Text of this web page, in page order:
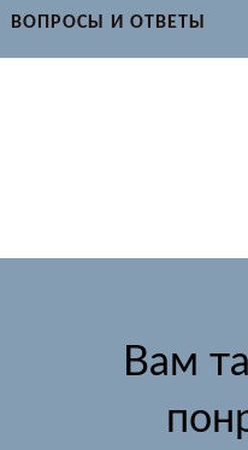
ВОПРОСЫ И ОТВЕТЫ
Вам